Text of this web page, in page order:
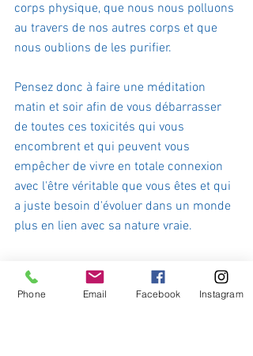
corps physique, que nous nous polluons
au travers de nos autres corps et que
nous oublions de les purifier.
Pensez donc à faire une méditation
matin et soir afin de vous débarrasser
de toutes ces toxicités qui vous
encombrent et qui peuvent vous
empêcher de vivre en totale connexion
avec l'être véritable que vous êtes et qui
a juste besoin d'évoluer dans un monde
plus en lien avec sa nature vraie.
Phone Email Facebook Instagram